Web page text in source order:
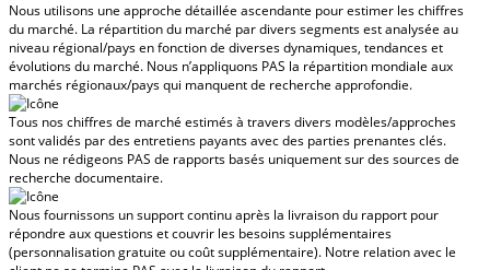
Nous utilisons une approche détaillée ascendante pour estimer les chiffres
du marché. La répartition du marché par divers segments est analysée au
niveau régional/pays en fonction de diverses dynamiques, tendances et
évolutions du marché. Nous n’appliquons PAS la répartition mondiale aux
marchés régionaux/paysqui manquent de recherche approfondie.
Tous nos chiffres de marché estimés à travers divers modèles/approches
sont validés par des entretiens payants avec des parties prenantes clés.
Nous ne rédigeons PAS de rapports basés uniquement sur des sources de
recherche documentaire.
Nous fournissons un support continu après la livraison du rapport pour
répondre aux questions et couvrir les besoins supplémentaires
(personnalisation gratuite ou coût supplémentaire). Notre relation avec le